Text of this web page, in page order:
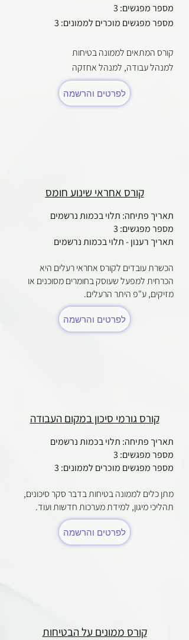
מספר מפגשים: 3
מספר מפגשים מוכרים לממונים: 3
קורס המתאים לממונה בטיחות
למנהל עבודה, למנהל אחזקה
לפרטים והרשמה
קורס אחראי שינוע חומס
תאריך פתיחה: תלוי בכמות נרשמים
מספר מפגשים: 3
תאריך רענון - תלוי בכמות נרשמים
הכשרת עובדים לקורס אחראי רעלים היא
הכרחית למפעל שעוסק בחומרים מסוכנים או
מזיקים, ע"פ היתר הרעלים. ​
לפרטים והרשמה
קורס גורמי סיכון במקום העבודה
תאריך פתיחה: תלוי בכמות נרשמים
מספר מפגשים: 3
מספר מפגשים מוכרים לממונים: 3
מתן כלים לממונה בטיחות בדבר סקר סיכונים,
תהליכי מיגון, למידת מערכות חדשות ועוד. ​
לפרטים והרשמה
קורס ממונים על הבטיחות